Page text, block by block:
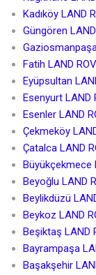
Kadıköy LAND
Güngören
Fatih LAND
Eyüpsultan
Esenyurt LAND
Esenler LAND
Çekmeköy
Çatalca LAND
Büyükçekmece
Beyoğlu LAND
Beylikdüzü
Beykoz LAND
Beşiktaş LAND
Bayrampaşa
Başakşehir